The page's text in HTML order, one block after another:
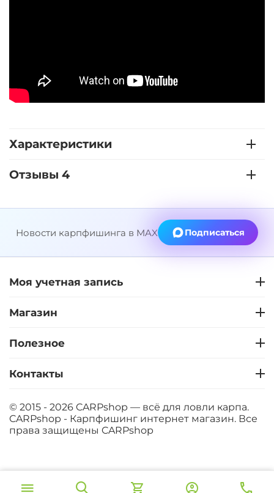
Характеристики
Отзывы 4
Новости карпфишинга в MAX Подписаться
Моя учетная запись
Магазин
Полезное
Контакты
© 2015 - 2026 CARPshop — всё для ловли карпа.
CARPshop - Карпфишинг интернет магазин. Все
права защищены CARPshop
‍8 067‍ В корзину